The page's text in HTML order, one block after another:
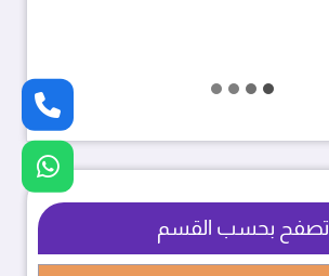
تصفح بحسب القسم